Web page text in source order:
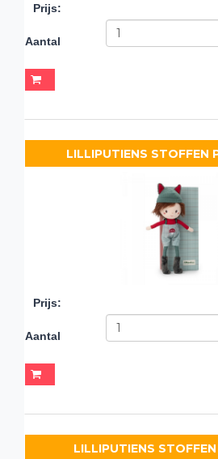
Prijs:
Aantal
LILLIPUTIENS STOFFEN
Prijs:
Aantal
LILLIPUTIENS